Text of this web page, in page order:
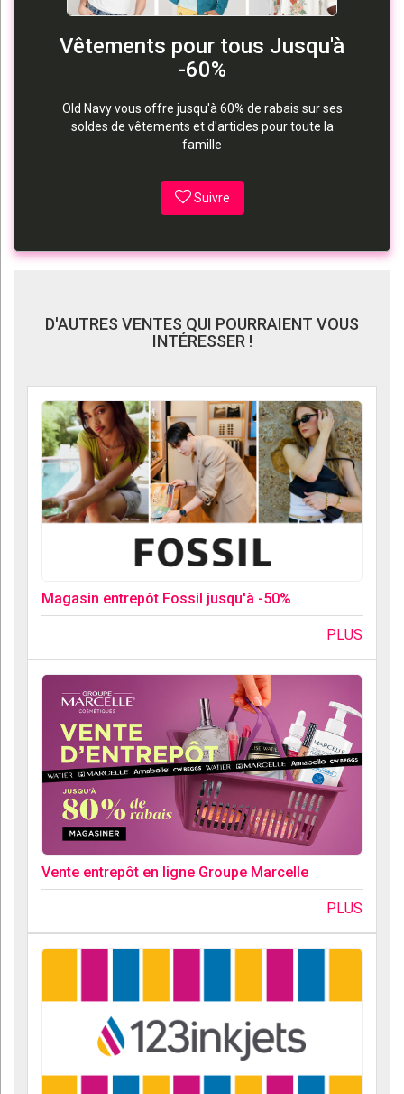
Vêtements pour tous Jusqu'à
-60%
Old Navy vous offre jusqu'à 60% de rabais sur ses
soldes de vêtements et d'articles pour toute la
famille
Suivre
D'AUTRES VENTES QUI POURRAIENT VOUS
INTÉRESSER !
Magasin entrepôt Fossil jusqu'à -50%
PLUS
Vente entrepôt en ligne Groupe Marcelle
PLUS